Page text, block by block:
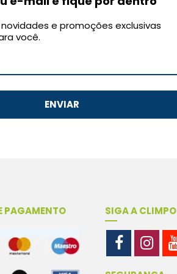
e promoções exclusivas
você.
ENVIAR
PAGAMENTO SIGA A CLIMPO